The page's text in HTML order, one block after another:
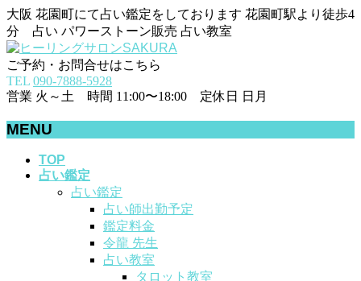
大阪 花園町にて占い鑑定をしております 花園町駅より徒歩4
分 占い パワーストーン販売 占い教室
ご予約・お問合せはこちら
TEL 090-7888-5928
営業 火～土 時間 11:00〜18:00 定休日 日月
MENU
TOP
占い鑑定
占い鑑定
占い師出勤予定
鑑定料金
令龍 先生
占い教室
タロット教室